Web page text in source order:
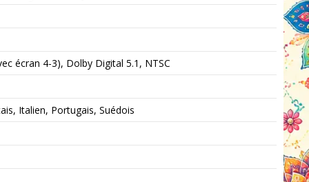
écran 4-3), Dolby Digital 5.1, NTSC
Italien, Portugais, Suédois